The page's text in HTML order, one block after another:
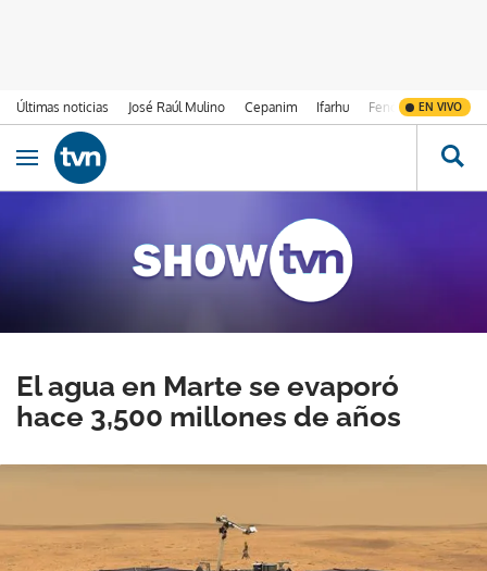
Últimas noticias José Raúl Mulino Cepanim Ifarhu Fenómeno de El
EN VIVO
Ir al contenido
Obrir navegació
El agua en Marte se evaporó
hace 3,500 millones de años